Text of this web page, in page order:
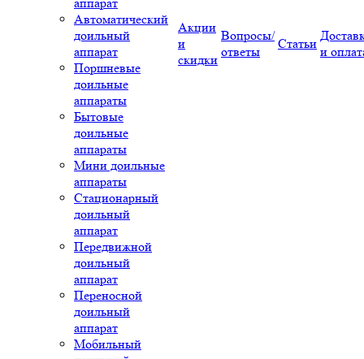
Автоматический
доильный
аппарат
Поршневые
доильные
аппараты
Бытовые
доильные
аппараты
Мини доильные
аппараты
Стационарный
доильный
аппарат
Передвижной
доильный
аппарат
Переносной
доильный
аппарат
Мобильный
Акции
и
скидки
Вопросы/
ответы
Статьи
и